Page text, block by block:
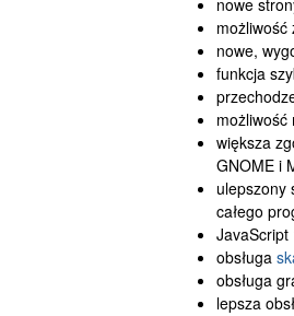
nowe
możliwość
nowe,
funkcja
możliwość
większa
GNOME i
ulepszony
całego
JavaScript
obsługa
obsługa
lepsza